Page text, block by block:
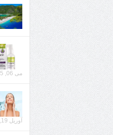
می 06, 2025
آوریل 19, 2025